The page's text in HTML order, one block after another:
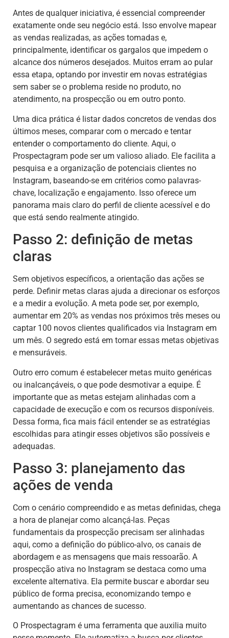
Antes de qualquer iniciativa, é essencial compreender
exatamente onde seu negócio está. Isso envolve mapear
as vendas realizadas, as ações tomadas e,
principalmente, identificar os gargalos que impedem o
alcance dos números desejados. Muitos erram ao pular
essa etapa, optando por investir em novas estratégias
sem saber se o problema reside no produto, no
atendimento, na prospecção ou em outro ponto.
Uma dica prática é listar dados concretos de vendas dos
últimos meses, comparar com o mercado e tentar
entender o comportamento do cliente. Aqui, o
Prospectagram pode ser um valioso aliado. Ele facilita a
pesquisa e a organização de potenciais clientes no
Instagram, baseando-se em critérios como palavras-
chave, localização e engajamento. Isso oferece um
panorama mais claro do perfil de cliente acessível e do
que está sendo realmente atingido.
Passo 2: definição de metas
claras
Sem objetivos específicos, a orientação das ações se
perde. Definir metas claras ajuda a direcionar os esforços
e a medir a evolução. A meta pode ser, por exemplo,
aumentar em 20% as vendas nos próximos três meses ou
captar 100 novos clientes qualificados via Instagram em
um mês. O segredo está em tornar essas metas objetivas
e mensuráveis.
Outro erro comum é estabelecer metas muito genéricas
ou inalcançáveis, o que pode desmotivar a equipe. É
importante que as metas estejam alinhadas com a
capacidade de execução e com os recursos disponíveis.
Dessa forma, fica mais fácil entender se as estratégias
escolhidas para atingir esses objetivos são possíveis e
adequadas.
Passo 3: planejamento das
ações de venda
Com o cenário compreendido e as metas definidas, chega
a hora de planejar como alcançá-las. Peças
fundamentais da prospecção precisam ser alinhadas
aqui, como a definição do público-alvo, os canais de
abordagem e as mensagens que mais ressoarão. A
prospecção ativa no Instagram se destaca como uma
excelente alternativa. Ela permite buscar e abordar seu
público de forma precisa, economizando tempo e
aumentando as chances de sucesso.
O Prospectagram é uma ferramenta que auxilia muito